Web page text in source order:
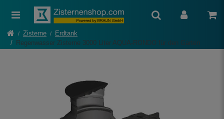
Zisterne
Erdtank
Regenwasser Zisterne 3000 Liter AQUA-RONDO für den Garten